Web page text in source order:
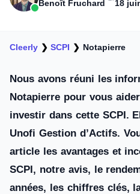
Benoît Fruchard
18
Cleerly ❯SCPI ❯ Notapierre
Nous avons réuni les
Notapierre pour vous
investir dans cette SCPI.
Unofi Gestion d’Actifs.
article les avantages et
SCPI, notre avis, le
années, les chiffres clés,